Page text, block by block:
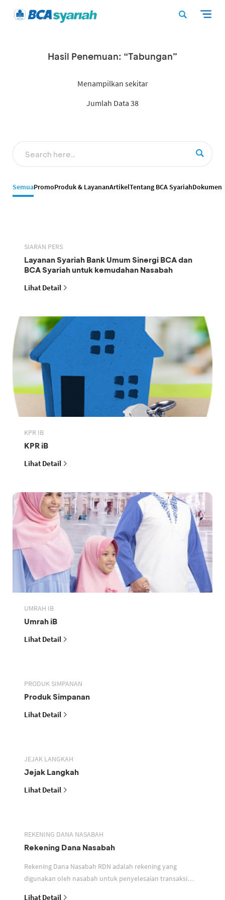
Hasil Penemuan: “Tabungan”
Menampilkan sekitar
Jumlah Data 38
SemuaPromoProduk & LayananArtikelTentang BCA SyariahDokumen
SIARAN PERS
Layanan Syariah Bank Umum Sinergi BCA dan
BCA Syariah untuk kemudahan Nasabah
Lihat Detail
KPR IB
KPR iB
Lihat Detail
UMRAH IB
Umrah iB
Lihat Detail
PRODUK SIMPANAN
Produk Simpanan
Lihat Detail
JEJAK LANGKAH
Jejak Langkah
Lihat Detail
REKENING DANA NASABAH
Rekening Dana Nasabah
Rekening Dana Nasabah RDN adalah rekening yang
digunakan oleh nasabah untuk penyelesaian transaksi
Lihat Detail